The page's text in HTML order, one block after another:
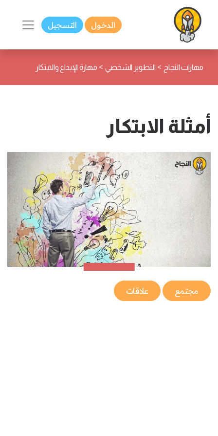
الدخول التسجيل
مهارات النجاح > التطوير الشخصي > مهارة الإبداع والابتكار
أمثلة الابتكار
مجتمع علاقات